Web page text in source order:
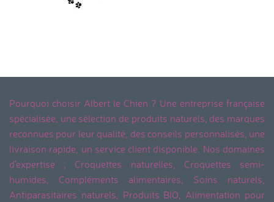
Pourquoi choisir Albert le Chien ? Une entreprise française
spécialisée, une sélection de produits naturels, des marques
reconnues pour leur qualité, des conseils personnalisés, une
livraison rapide, un service client disponible. Nos domaines
d'expertise ; Croquettes naturelles, Croquettes semi-
humides, Compléments alimentaires, Soins naturels,
Antiparasitaires naturels, Produits BIO, Alimentation pour